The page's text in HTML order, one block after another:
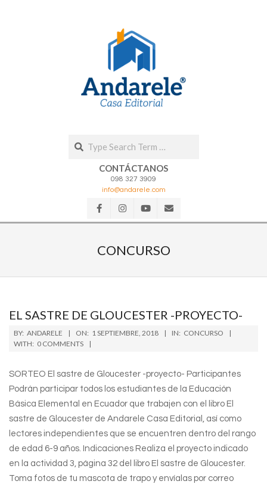
CONTÁCTANOS
098 327 3909
info@andarele.com
CONCURSO
EL SASTRE DE GLOUCESTER -PROYECTO-
2018-
09-
BY: ANDARELE ON: 1 SEPTIEMBRE, 2018 IN: CONCURSO
WITH: 0 COMMENTS
SORTEO El sastre de Gloucester -proyecto- Participantes
Podrán participar todos los estudiantes de la Educación
Básica Elemental en Ecuador que trabajen con el libro El
sastre de Gloucester de Andarele Casa Editorial, así como
lectores independientes que se encuentren dentro del rango
de edad 6-9 años. Indicaciones Realiza el proyecto indicado
en la actividad 3, página 32 del libro El sastre de Gloucester.
Toma fotos de tu mascota de trapo y envíalas por correo